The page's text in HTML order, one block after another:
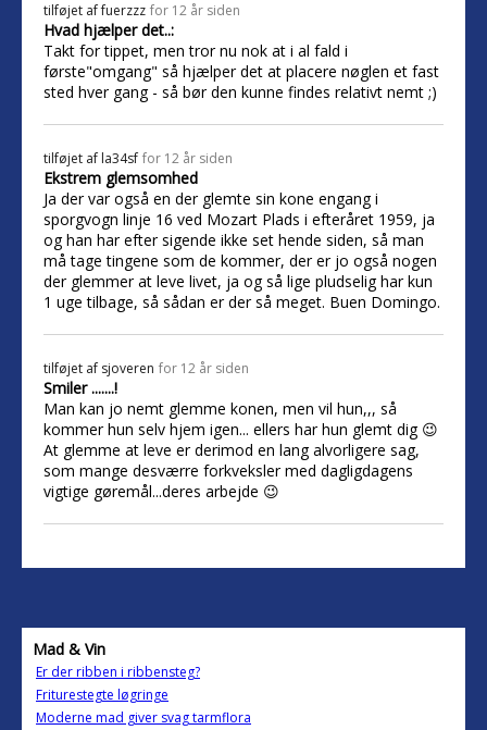
tilføjet affuerzzz for 12 år siden
Hvad hjælper det..:
Takt for tippet, men tror nu nok at i al fald i
første"omgang" så hjælper det at placere nøglen et fast
sted hver gang - så bør den kunne findes relativt nemt ;)
tilføjet af la34sf for 12 år siden
Ekstrem glemsomhed
Ja der var også en der glemte sin kone engang i
sporgvogn linje 16 ved Mozart Plads i efteråret 1959, ja
og han har efter sigende ikke set hende siden, så man
må tage tingene som de kommer, der er jo også nogen
der glemmer at leve livet, ja og så lige pludselig har kun
1 uge tilbage, så sådan er der så meget. Buen Domingo.
tilføjet af sjoveren for 12 år siden
Smiler .......!
Man kan jo nemt glemme konen, men vil hun,,, så
kommer hun selv hjem igen... ellers har hun glemt dig 😉
At glemme at leve er derimod en lang alvorligere sag,
som mange desværre forkveksler med dagligdagens
vigtige gøremål...deres arbejde 😉
Mad & Vin
Er der ribben i ribbensteg?
Friturestegte løgringe
Moderne mad giver svag tarmflora